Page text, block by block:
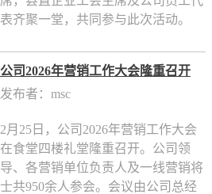
表齐聚一堂，共同参与此次活动。
公司2026年营销工作大会隆重召开
发布者：msc
2月25日，公司2026年营销工作大会
在食堂四楼礼堂隆重召开。公司领
导、各营销单位负责人及一线营销将
士共950余人参会。会议由公司总经